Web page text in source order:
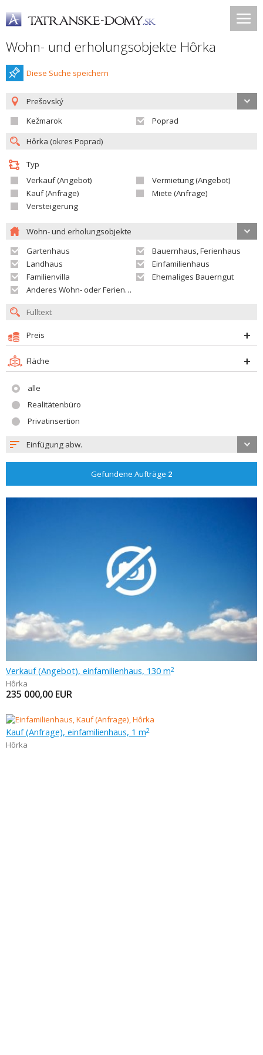
Wohn- und erholungsobjekte Hôrka
Diese Suche speichern
Prešovský
Kežmarok
Poprad
Typ
Verkauf (Angebot)
Vermietung (Angebot)
Kauf (Anfrage)
Miete (Anfrage)
Versteigerung
Wohn- und erholungsobjekte
Gartenhaus
Bauernhaus, Ferienhaus
Landhaus
Einfamilienhaus
Familienvilla
Ehemaliges Bauerngut
Anderes Wohn- oder Ferienobjekt
Preis
Fläche
alle
Realitätenbüro
Privatinsertion
Einfügung abw.
Gefundene Aufträge 2
Verkauf (Angebot), einfamilienhaus, 130 m2
Hôrka
235 000,00 EUR
Kauf (Anfrage), einfamilienhaus, 1 m2
Hôrka